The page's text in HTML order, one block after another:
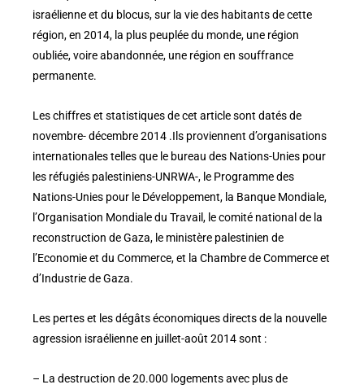
israélienne et du blocus, sur la vie des habitants de cette
région, en 2014, la plus peuplée du monde, une région
oubliée, voire abandonnée, une région en souffrance
permanente.
Les chiffres et statistiques de cet article sont datés de
novembre- décembre 2014 .Ils proviennent d’organisations
internationales telles que le bureau des Nations-Unies pour
les réfugiés palestiniens-UNRWA-, le Programme des
Nations-Unies pour le Développement, la Banque Mondiale,
l’Organisation Mondiale du Travail, le comité national de la
reconstruction de Gaza, le ministère palestinien de
l’Economie et du Commerce, et la Chambre de Commerce et
d’Industrie de Gaza.
Les pertes et les dégâts économiques directs de la nouvelle
agression israélienne en juillet-août 2014 sont :
– La destruction de 20.000 logements avec plus de